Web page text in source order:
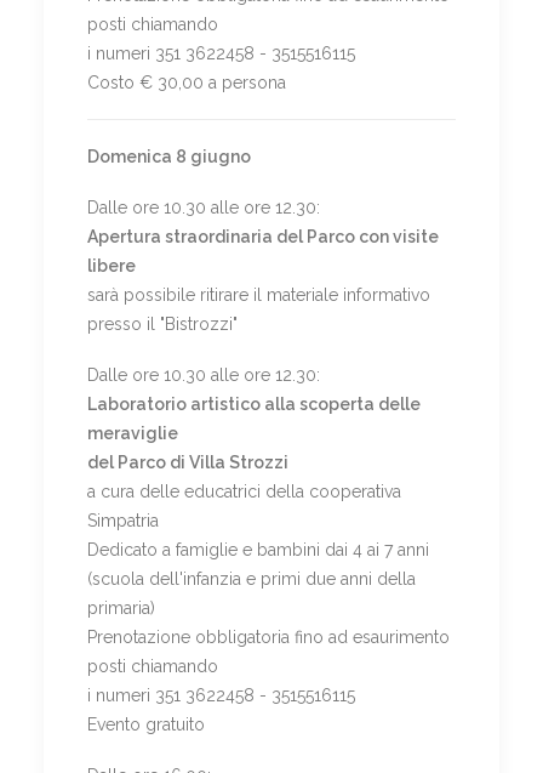
posti chiamando
i numeri 351 3622458 - 3515516115
Costo € 30,00 a persona
Domenica 8 giugno
Dalle ore 10.30 alle ore 12.30:
Apertura straordinaria del Parco con visite
libere
sarà possibile ritirare il materiale informativo
presso il "Bistrozzi"
Dalle ore 10.30 alle ore 12.30:
Laboratorio artistico alla scoperta delle
meraviglie
del Parco di Villa Strozzi
a cura delle educatrici della cooperativa
Simpatria
Dedicato a famiglie e bambini dai 4 ai 7 anni
(scuola dell'infanzia e primi due anni della
primaria)
Prenotazione obbligatoria fino ad esaurimento
posti chiamando
i numeri 351 3622458 - 3515516115
Evento gratuito